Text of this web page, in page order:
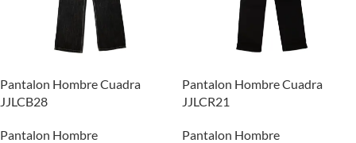
Pantalon Hombre Cuadra
JJLCB28
Pantalon Hombre
Pantalon Hombre Cuadra
JJLCR21
Pantalon Hombre